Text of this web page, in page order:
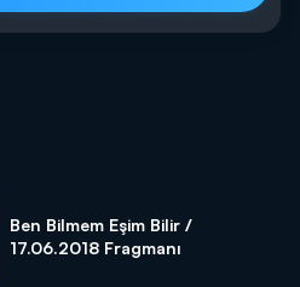
Ben Bilmem Eşim Bilir /
17.06.2018 Fragmanı